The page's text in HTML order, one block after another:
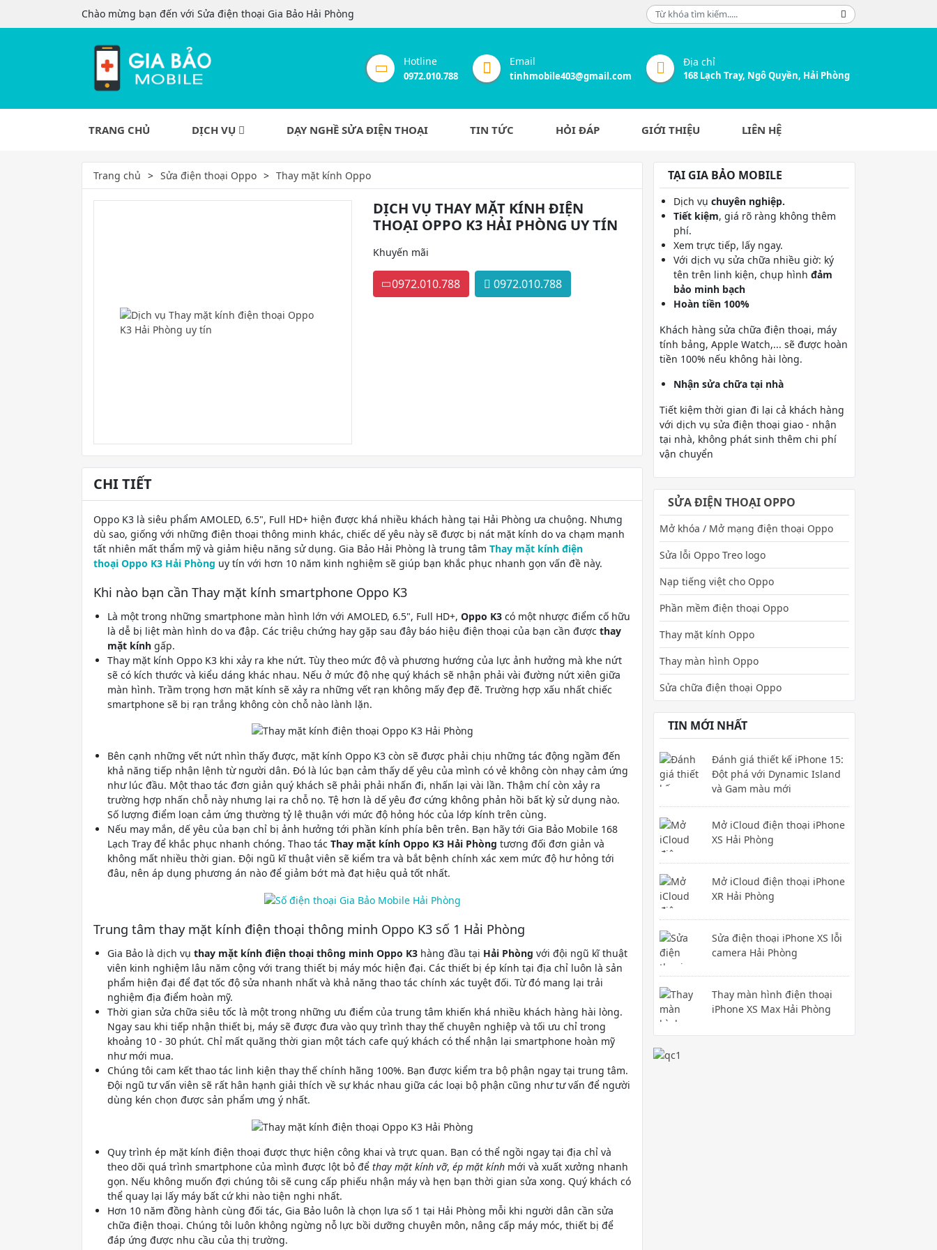
Chào mừng bạn đến với Sửa điện thoại Gia Bảo Hải Phòng
Hotline
0972.010.788
Email
tinhmobile403@gmail.com
Địa chỉ
168 Lạch Tray, Ngô Quyền, Hải Phòng
TRANG CHỦ DỊCH VỤ DẠY NGHỀ SỬA ĐIỆN THOẠI TIN TỨC HỎI ĐÁP GIỚI THIỆU LIÊN HỆ
Trang chủ Sửa điện thoại Oppo Thay mặt kính Oppo
DỊCH VỤ THAY MẶT KÍNH ĐIỆN
THOẠI OPPO K3 HẢI PHÒNG UY TÍN
Khuyến mãi
0972.010.788 0972.010.788
CHI TIẾT
Oppo K3 là siêu phẩm AMOLED, 6.5", Full HD+ hiện được khá nhiều khách hàng tại Hải Phòng ưa chuộng. Nhưng
dù sao, giống với những điện thoại thông minh khác, chiếc dế yêu này sẽ được bị nát mặt kính do va chạm mạnh
tất nhiên mất thẩm mỹ và giảm hiệu năng sử dụng. Gia Bảo Hải Phòng là trung tâm Thay mặt kính điện
thoại Oppo K3 Hải Phòng uy tín với hơn 10 năm kinh nghiệm sẽ giúp bạn khắc phục nhanh gọn vấn đề này.
Khi nào bạn cần Thay mặt kính smartphone Oppo K3
Là một trong những smartphone màn hình lớn với AMOLED, 6.5", Full HD+, Oppo K3 có một nhược điểm cố hữu
là dễ bị liệt màn hình do va đập. Các triệu chứng hay gặp sau đây báo hiệu điện thoại của bạn cần được thay
mặt kính gấp.
Thay mặt kính Oppo K3 khi xảy ra khe nứt. Tùy theo mức độ và phương hướng của lực ảnh hưởng mà khe nứt
sẽ có kích thước và kiểu dáng khác nhau. Nếu ở mức độ nhẹ quý khách sẽ nhận phải vài đường nứt xiên giữa
màn hình. Trầm trọng hơn mặt kính sẽ xảy ra những vết rạn không mấy đẹp đẽ. Trường hợp xấu nhất chiếc
smartphone sẽ bị rạn trắng không còn chỗ nào lành lặn.
Bên cạnh những vết nứt nhìn thấy được, mặt kính Oppo K3 còn sẽ được phải chịu những tác động ngầm đến
khả năng tiếp nhận lệnh từ người dân. Đó là lúc bạn cảm thấy dế yêu của mình có vẻ không còn nhạy cảm ứng
như lúc đầu. Một thao tác đơn giản quý khách sẽ phải phải nhấn đi, nhấn lại vài lần. Thậm chí còn xảy ra
trường hợp nhấn chỗ này nhưng lại ra chỗ nọ. Tệ hơn là dế yêu đơ cứng không phản hồi bất kỳ sử dụng nào.
Số lượng điểm loạn cảm ứng thường tỷ lệ thuận với mức độ hỏng hóc của lớp kính trên cùng.
Nếu may mắn, dế yêu của bạn chỉ bị ảnh hưởng tới phần kính phía bên trên. Bạn hãy tới Gia Bảo Mobile 168
Lạch Tray để khắc phục nhanh chóng. Thao tác Thay mặt kính Oppo K3 Hải Phòng tương đối đơn giản và
không mất nhiều thời gian. Đội ngũ kĩ thuật viên sẽ kiểm tra và bắt bệnh chính xác xem mức độ hư hỏng tới
đâu, nên áp dụng phương án nào để giảm bớt mà đạt hiệu quả tốt nhất.
Trung tâm thay mặt kính điện thoại thông minh Oppo K3 số 1 Hải Phòng
Gia Bảo là dịch vụ thay mặt kính điện thoại thông minh Oppo K3 hàng đầu tại Hải Phòng với đội ngũ kĩ thuật
viên kinh nghiệm lâu năm cộng với trang thiết bị máy móc hiện đại. Các thiết bị ép kính tại địa chỉ luôn là sản
phẩm hiện đại để đạt tốc độ sửa nhanh nhất và khả năng thao tác chính xác tuyệt đối. Từ đó mang lại trải
nghiệm địa điểm hoàn mỹ.
Thời gian sửa chữa siêu tốc là một trong những ưu điểm của trung tâm khiến khá nhiều khách hàng hài lòng.
Ngay sau khi tiếp nhận thiết bị, máy sẽ được đưa vào quy trình thay thế chuyên nghiệp và tối ưu chỉ trong
khoảng 10 - 30 phút. Chỉ mất quãng thời gian một tách cafe quý khách có thể nhận lại smartphone hoàn mỹ
như mới mua.
Chúng tôi cam kết thao tác linh kiện thay thế chính hãng 100%. Bạn được kiểm tra bộ phận ngay tại trung tâm.
Đội ngũ tư vấn viên sẽ rất hân hạnh giải thích về sự khác nhau giữa các loại bộ phận cũng như tư vấn để người
dùng kén chọn được sản phẩm ưng ý nhất.
Quy trình ép mặt kính điện thoại được thực hiện công khai và trực quan. Bạn có thể ngồi ngay tại địa chỉ và
theo dõi quá trình smartphone của mình được lột bỏ để thay mặt kính vỡ, ép mặt kính mới và xuất xưởng nhanh
gọn. Nếu không muốn đợi chúng tôi sẽ cung cấp phiếu nhận máy và hẹn bạn thời gian sửa xong. Quý khách có
thể quay lại lấy máy bất cứ khi nào tiện nghi nhất.
Hơn 10 năm đồng hành cùng đối tác, Gia Bảo luôn là chọn lựa số 1 tại Hải Phòng mỗi khi người dân cần sửa
chữa điện thoại. Chúng tôi luôn không ngừng nỗ lực bồi dưỡng chuyên môn, nâng cấp máy móc, thiết bị để
đáp ứng được nhu cầu của thị trường.
TẠI GIA BẢO MOBILE
Dịch vụ chuyên nghiệp.
Tiết kiệm, giá rõ ràng không thêm
phí.
Xem trực tiếp, lấy ngay.
Với dịch vụ sửa chữa nhiều giờ: ký
tên trên linh kiện, chụp hình đảm
bảo minh bạch
Hoàn tiền 100%
Khách hàng sửa chữa điện thoại, máy
tính bảng, Apple Watch,... sẽ được hoàn
tiền 100% nếu không hài lòng.
Nhận sửa chữa tại nhà
Tiết kiệm thời gian đi lại cả khách hàng
với dịch vụ sửa điện thoại giao - nhận
tại nhà, không phát sinh thêm chi phí
vận chuyển
SỬA ĐIỆN THOẠI OPPO
Mở khóa / Mở mạng điện thoại Oppo
Sửa lỗi Oppo Treo logo
Nạp tiếng việt cho Oppo
Phần mềm điện thoại Oppo
Thay mặt kính Oppo
Thay màn hình Oppo
Sửa chữa điện thoại Oppo
TIN MỚI NHẤT
Đánh giá thiết kế iPhone 15:
Đột phá với Dynamic Island
và Gam màu mới
Mở iCloud điện thoại iPhone
XS Hải Phòng
Mở iCloud điện thoại iPhone
XR Hải Phòng
Sửa điện thoại iPhone XS lỗi
camera Hải Phòng
Thay màn hình điện thoại
iPhone XS Max Hải Phòng